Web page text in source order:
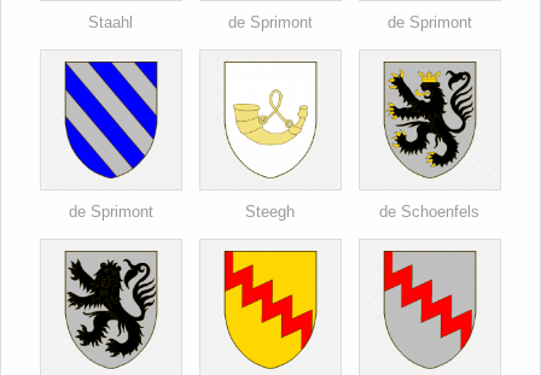
Staahl de Sprimont de Sprimont
de Sprimont Steegh de Schoenfels